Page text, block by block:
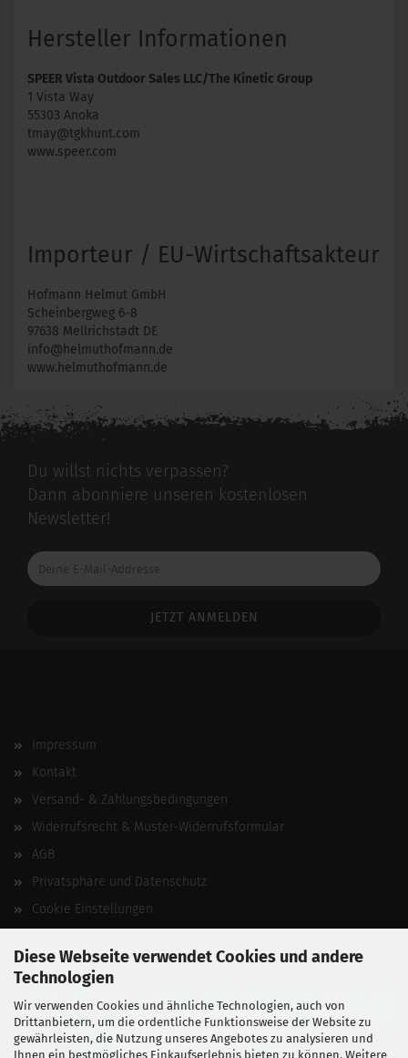
Diese Webseite verwendet Cookies und andere
Technologien
Wir verwenden Cookies und ähnliche Technologien, auch von
Drittanbietern, um die ordentliche Funktionsweise der Website zu
gewährleisten, die Nutzung unseres Angebotes zu analysieren und
Ihnen ein bestmögliches Einkaufserlebnis bieten zu können. Weitere
Hersteller Informationen
SPEER Vista Outdoor Sales LLC/The Kinetic Group
1 Vista Way
55303 Anoka
tmay@tgkhunt.com
www.speer.com
Importeur / EU-Wirtschaftsakteur
Hofmann Helmut GmbH
Scheinbergweg 6-8
97638 Mellrichstadt DE
info@helmuthofmann.de
www.helmuthofmann.de
Du willst nichts verpassen?
Dann abonniere unseren kostenlosen
Newsletter!
Deine
E-
Impressum
Kontakt
Versand- & Zahlungsbedingungen
Widerrufsrecht & Muster-Widerrufsformular
AGB
Privatsphäre und Datenschutz
Cookie Einstellungen
Vertrag widerrufen